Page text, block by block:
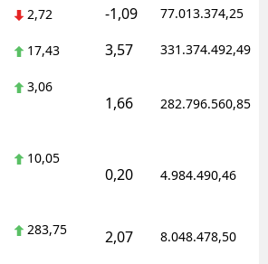
2,72 -1,09 77.013.374,25
17,43 3,57 331.374.492,49
3,06
1,66 282.796.560,85
10,05
0,20 4.984.490,46
283,75 2,07 8.048.478,50